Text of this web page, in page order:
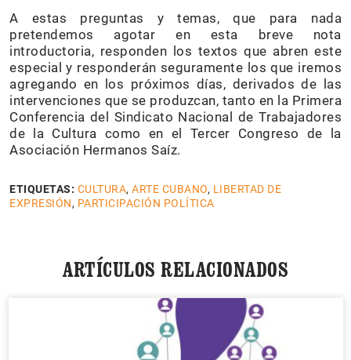
A estas preguntas y temas, que para nada
pretendemos agotar en esta breve nota
introductoria, responden los textos que abren este
especial y responderán seguramente los que iremos
agregando en los próximos días, derivados de las
intervenciones que se produzcan, tanto en la Primera
Conferencia del Sindicato Nacional de Trabajadores
de la Cultura como en el Tercer Congreso de la
Asociación Hermanos Saíz.
ETIQUETAS: CULTURA, ARTE CUBANO, LIBERTAD DE
EXPRESIÓN, PARTICIPACIÓN POLÍTICA
ARTÍCULOS RELACIONADOS